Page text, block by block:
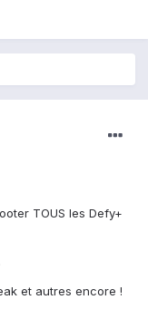
TOUS les Defy+
et autres encore !